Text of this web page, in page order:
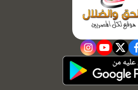
facebook
twitter
youtube
instagram